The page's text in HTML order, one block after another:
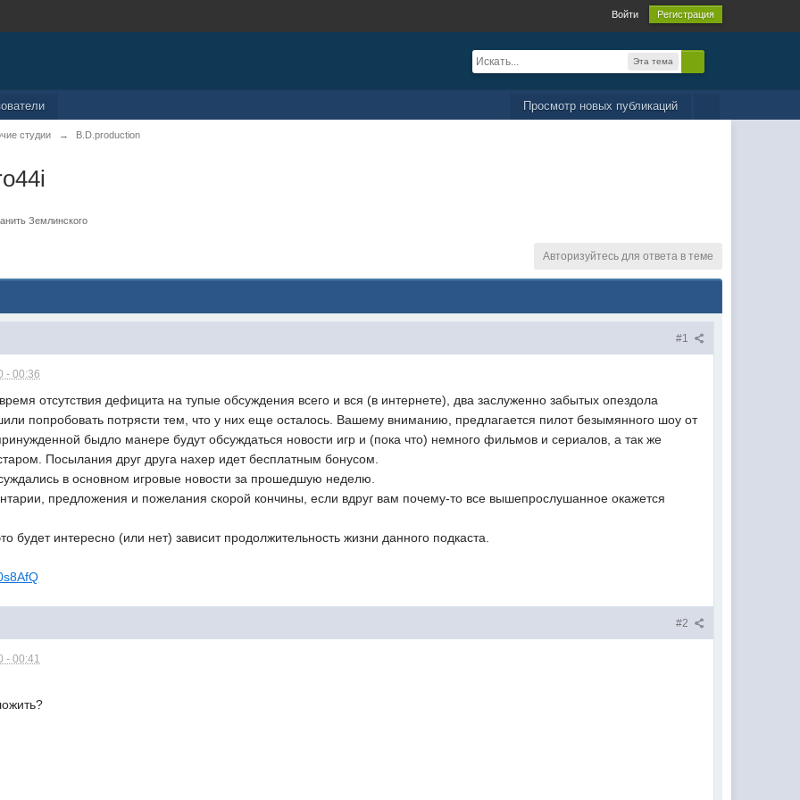
Войти Регистрация
Эта тема
Просмотр новых публикаций
студии → B.D.production
Землинского
Авторизуйтесь для ответа в теме
#1
- 00:36
отсутствия дефицита на тупые обсуждения всего и вся (в интернете), два заслуженно забытых опездола
попробовать потрясти тем, что у них еще осталось. Вашему вниманию, предлагается пилот безымянного шоу от
быдло манере будут обсуждаться новости игр и (пока что) немного фильмов и сериалов, а так же
Посылания друг друга нахер идет бесплатным бонусом.
в основном игровые новости за прошедшую неделю.
предложения и пожелания скорой кончины, если вдруг вам почему-то все вышепрослушанное окажется
будет интересно (или нет) зависит продолжительность жизни данного подкаста.
#2
- 00:41